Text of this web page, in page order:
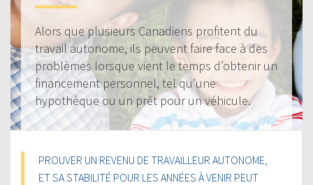
Alors que plusieurs Canadiens profitent du
travail autonome, ils peuvent faire face à des
problèmes lorsque vient le temps d’obtenir un
financement personnel, tel qu’une
hypothèque ou un prêt pour un véhicule.
PROUVER UN REVENU DE TRAVAILLEUR AUTONOME,
ET SA STABILITÉ POUR LES ANNÉES À VENIR PEUT